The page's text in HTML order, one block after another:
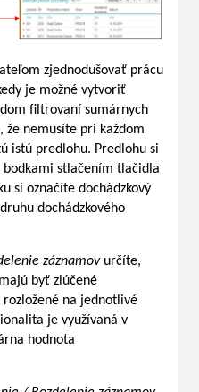
zjednodušovať prácu
je možné vytvoriť
filtrovaní sumárnych
že nemusíte pri každom
istú predlohu. Predlohu si
stlačením tlačidla
si označíte dochádzkový
dochádzkového
záznamovurčíte,
byť zlúčené
na jednotlivé
je využívaná v
hodnota